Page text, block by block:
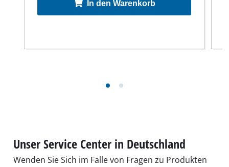
In den Warenkorb
Unser Service Center in Deutschland
Wenden Sie Sich im Falle von Fragen zu Produkten